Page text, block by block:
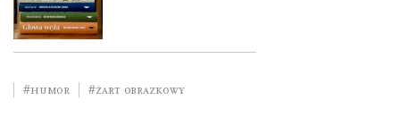
#humor #żart obrazkowy